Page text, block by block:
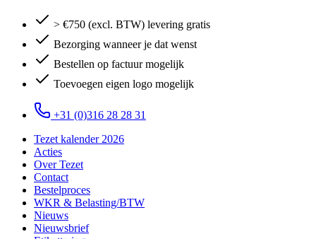
> €750 (excl. BTW) levering gratis
Bezorging wanneer je dat wenst
Bestellen op factuur mogelijk
Toevoegen eigen logo mogelijk
+31 (0)316 28 28 31
Tezet kalender 2026
Acties
Over Tezet
Contact
Bestelproces
WKR & Belasting/BTW
Nieuws
Nieuwsbrief